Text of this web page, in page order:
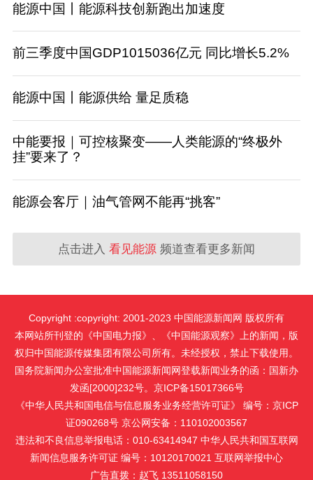
能源中国丨能源科技创新跑出加速度
前三季度中国GDP1015036亿元 同比增长5.2%
能源中国丨能源供给 量足质稳
中能要报｜可控核聚变——人类能源的“终极外
挂”要来了？
能源会客厅｜油气管网不能再“挑客”
点击进入 看见能源 频道查看更多新闻
Copyright :copyright: 2001-2023 中国能源新闻网 版权所有
本网站所刊登的《中国电力报》、《中国能源观察》上的新闻，版
权归中国能源传媒集团有限公司所有。未经授权，禁止下载使用。
国务院新闻办公室批准中国能源新闻网登载新闻业务的函：国新办
发函[2000]232号。京ICP备15017366号
《中华人民共和国电信与信息服务业务经营许可证》 编号：京ICP
证090268号 京公网安备：110102003567
违法和不良信息举报电话：010-63414947 中华人民共和国互联网
新闻信息服务许可证 编号：10120170021 互联网举报中心
广告直拨：赵飞 13511058150